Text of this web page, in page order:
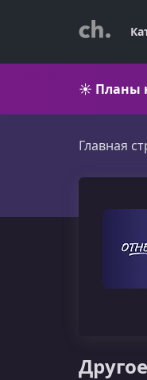
☀️ Планы
Главная